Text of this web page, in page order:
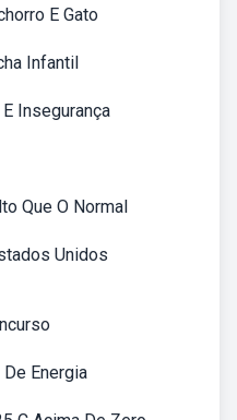
E Gato
Infantil
Insegurança
Que O Normal
Unidos
Energia